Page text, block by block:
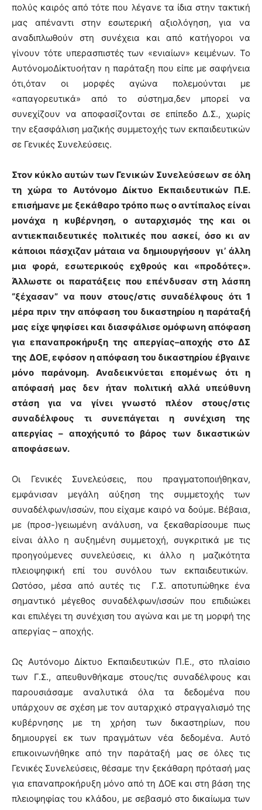
πολύς καιρός από τότε που λέγανε τα ίδια στην τακτική
μας απέναντι στην εσωτερική αξιολόγηση, για να
αναδιπλωθούν στη συνέχεια και από κατήγοροι να
γίνουν τότε υπερασπιστές των «ενιαίων» κειμένων. Το
ΑυτόνομοΔίκτυοήταν η παράταξη που είπε με σαφήνεια
ότι,όταν οι μορφές αγώνα πολεμούνται με
«απαγορευτικά» από το σύστημα,δεν μπορεί να
συνεχίζουν να αποφασίζονται σε επίπεδο Δ.Σ., χωρίς
την εξασφάλιση μαζικής συμμετοχής των εκπαιδευτικών
σε Γενικές Συνελεύσεις.
Στον κύκλο αυτών των Γενικών Συνελεύσεων σε όλη
τη χώρα το Αυτόνομο Δίκτυο Εκπαιδευτικών Π.Ε.
επισήμανε με ξεκάθαρο τρόπο πως ο αντίπαλος είναι
μονάχα η κυβέρνηση, ο αυταρχισμός της και οι
αντιεκπαιδευτικές πολιτικές που ασκεί, όσο κι αν
κάποιοι πάσχιζαν μάταια να δημιουργήσουν γι’ άλλη
μια φορά, εσωτερικούς εχθρούς και «προδότες».
Άλλωστε οι παρατάξεις που επένδυσαν στη λάσπη
“ξέχασαν” να πουν στους/στις συναδέλφους ότι 1
μέρα πριν την απόφαση του δικαστηρίου η παράταξή
μας είχε ψηφίσει και διασφάλισε ομόφωνη απόφαση
για επαναπροκήρυξη της απεργίας–αποχής στο ΔΣ
της ΔΟΕ, εφόσον η απόφαση του δικαστηρίου έβγαινε
μόνο παράνομη. Αναδεικνύεται επομένως ότι η
απόφασή μας δεν ήταν πολιτική αλλά υπεύθυνη
στάση για να γίνει γνωστό πλέον στους/στις
συναδέλφους τι συνεπάγεται η συνέχιση της
απεργίας – αποχήςυπό το βάρος των δικαστικών
αποφάσεων.
Οι Γενικές Συνελεύσεις, που πραγματοποιήθηκαν,
εμφάνισαν μεγάλη αύξηση της συμμετοχής των
συναδέλφων/ισσών, που είχαμε καιρό να δούμε. Βέβαια,
με (προσ-)γειωμένη ανάλυση, να ξεκαθαρίσουμε πως
είναι άλλο η αυξημένη συμμετοχή, συγκριτικά με τις
προηγούμενες συνελεύσεις, κι άλλο η μαζικότητα
πλειοψηφική επί του συνόλου των εκπαιδευτικών.
Ωστόσο, μέσα από αυτές τις Γ.Σ. αποτυπώθηκε ένα
σημαντικό μέγεθος συναδέλφων/ισσών που επιδιώκει
και επιλέγει τη συνέχιση του αγώνα και με τη μορφή της
απεργίας – αποχής.
Ως Αυτόνομο Δίκτυο Εκπαιδευτικών Π.Ε., στο πλαίσιο
των Γ.Σ., απευθυνθήκαμε στους/τις συναδέλφους και
παρουσιάσαμε αναλυτικά όλα τα δεδομένα που
υπάρχουν σε σχέση με τον αυταρχικό στραγγαλισμό της
κυβέρνησης με τη χρήση των δικαστηρίων, που
δημιουργεί εκ των πραγμάτων νέα δεδομένα. Αυτό
επικοινωνήθηκε από την παράταξή μας σε όλες τις
Γενικές Συνελεύσεις, θέσαμε την ξεκάθαρη πρότασή μας
για επαναπροκήρυξη μόνο από τη ΔΟΕ και στη βάση της
πλειοψηφίας του κλάδου, με σεβασμό στο δικαίωμα των